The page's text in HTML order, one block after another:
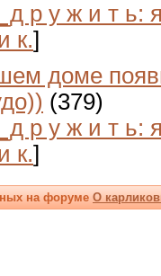
р у ж и т ь:
к.]
доме
(379)
р у ж и т ь:
к.]
на форумеО